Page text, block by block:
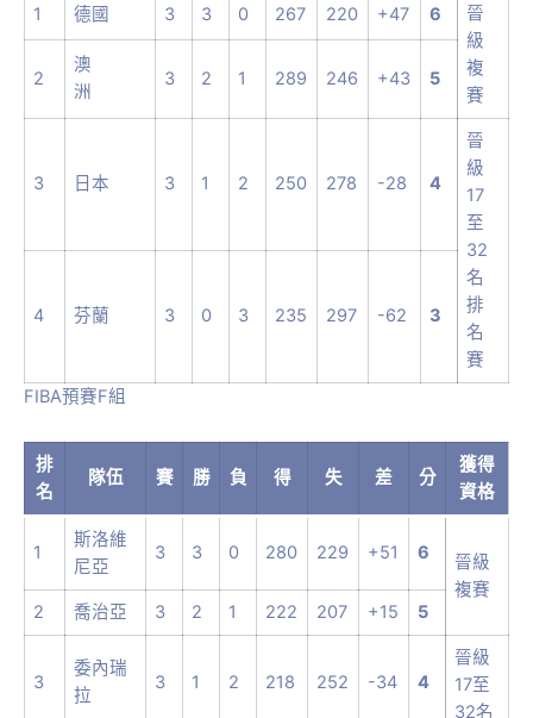
1 德國 3 3 0 267 220 +47 6
晉
級
複
賽
2
澳
洲
3 2 1 289 246 +43 5
3 日本 3 1 2 250 278 -28 4
晉
級
17
至
32
名
排
名
賽
4 芬蘭 3 0 3 235 297 -62 3
FIBA預賽F組
排
名
隊伍 賽 勝 負 得 失 差 分
獲得
資格
1
斯洛維
尼亞
3 3 0 280 229 +51 6
晉級
複賽
2
喬治亞 3 2 1 222 207 +15 5
3
委內瑞
拉
3 1 2 218 252 -34 4
晉級
17至
32名